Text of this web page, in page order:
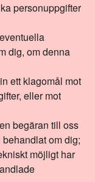
personuppgifter
dig, om denna
ett klagomål mot
eller mot
begäran till oss
om dig;
möjligt har